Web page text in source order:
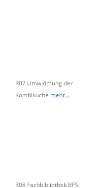
R07 Umwidmung der
Kombiküche mehr...
R08 Fachbibliothek BFS